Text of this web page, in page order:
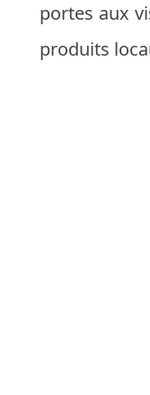
portes aux
produits